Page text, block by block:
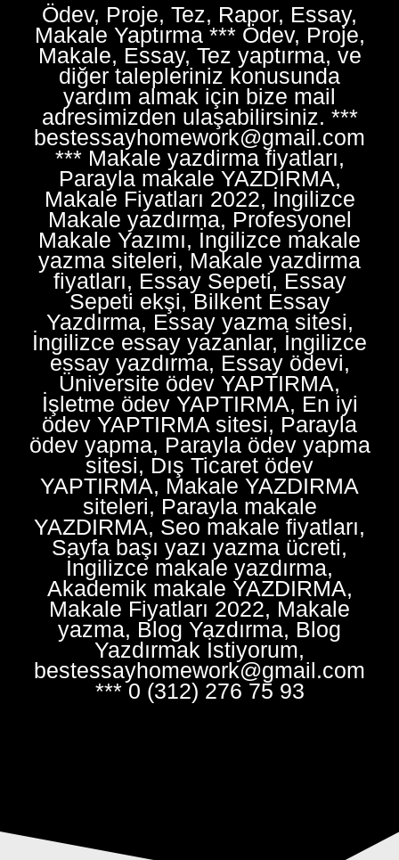
Ödev, Proje, Tez, Rapor, Essay,
Makale Yaptırma *** Ödev, Proje,
Makale, Essay, Tez yaptırma, ve
diğer talepleriniz konusunda
yardım almak için bize mail
adresimizden ulaşabilirsiniz. ***
bestessayhomework@gmail.com
*** Makale yazdirma fiyatları,
Parayla makale YAZDIRMA,
Makale Fiyatları 2022, İngilizce
Makale yazdırma, Profesyonel
Makale Yazımı, İngilizce makale
yazma siteleri, Makale yazdirma
fiyatları, Essay Sepeti, Essay
Sepeti ekşi, Bilkent Essay
Yazdırma, Essay yazma sitesi,
İngilizce essay yazanlar, İngilizce
essay yazdırma, Essay ödevi,
Üniversite ödev YAPTIRMA,
İşletme ödev YAPTIRMA, En iyi
ödev YAPTIRMA sitesi, Parayla
ödev yapma, Parayla ödev yapma
sitesi, Dış Ticaret ödev
YAPTIRMA, Makale YAZDIRMA
siteleri, Parayla makale
YAZDIRMA, Seo makale fiyatları,
Sayfa başı yazı yazma ücreti,
İngilizce makale yazdırma,
Akademik makale YAZDIRMA,
Makale Fiyatları 2022, Makale
yazma, Blog Yazdırma, Blog
Yazdırmak İstiyorum,
bestessayhomework@gmail.com
*** 0 (312) 276 75 93